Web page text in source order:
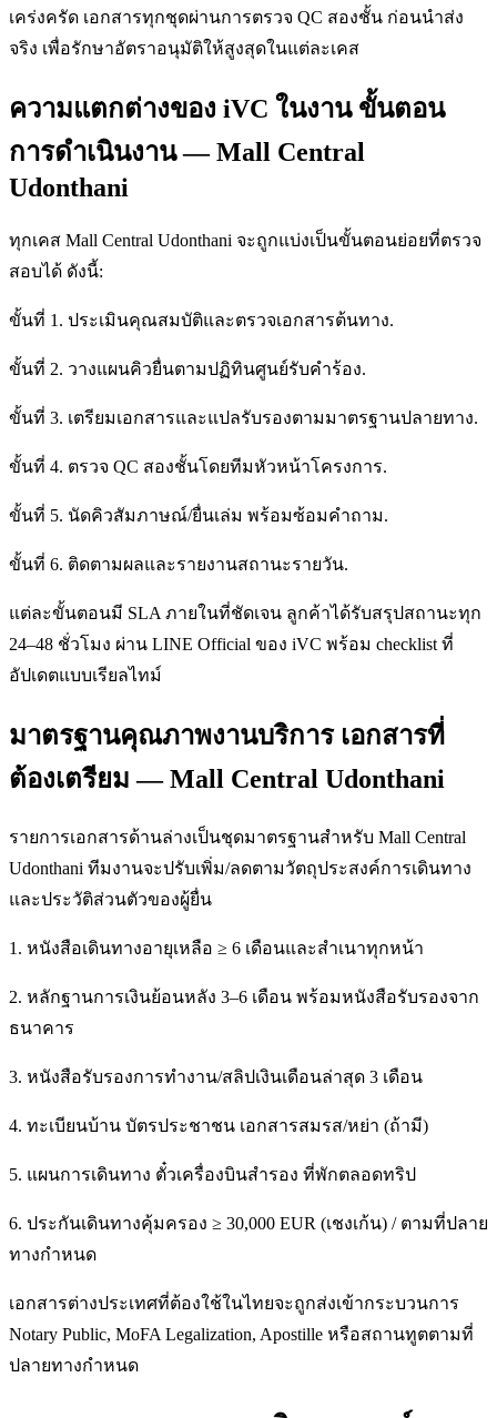
เคร่งครัด เอกสารทุกชุดผ่านการตรวจ QC สองชั้น ก่อนนำส่ง
จริง เพื่อรักษาอัตราอนุมัติให้สูงสุดในแต่ละเคส
ความแตกต่างของ iVC ในงาน ขั้นตอน
การดำเนินงาน — Mall Central
Udonthani
ทุกเคส Mall Central Udonthani จะถูกแบ่งเป็นขั้นตอนย่อยที่ตรวจ
สอบได้ ดังนี้:
ขั้นที่ 1. ประเมินคุณสมบัติและตรวจเอกสารต้นทาง.
ขั้นที่ 2. วางแผนคิวยื่นตามปฏิทินศูนย์รับคำร้อง.
ขั้นที่ 3. เตรียมเอกสารและแปลรับรองตามมาตรฐานปลายทาง.
ขั้นที่ 4. ตรวจ QC สองชั้นโดยทีมหัวหน้าโครงการ.
ขั้นที่ 5. นัดคิวสัมภาษณ์/ยื่นเล่ม พร้อมซ้อมคำถาม.
ขั้นที่ 6. ติดตามผลและรายงานสถานะรายวัน.
แต่ละขั้นตอนมี SLA ภายในที่ชัดเจน ลูกค้าได้รับสรุปสถานะทุก
24–48 ชั่วโมง ผ่าน LINE Official ของ iVC พร้อม checklist ที่
อัปเดตแบบเรียลไทม์
มาตรฐานคุณภาพงานบริการ เอกสารที่
ต้องเตรียม — Mall Central Udonthani
รายการเอกสารด้านล่างเป็นชุดมาตรฐานสำหรับ Mall Central
Udonthani ทีมงานจะปรับเพิ่ม/ลดตามวัตถุประสงค์การเดินทาง
และประวัติส่วนตัวของผู้ยื่น
1. หนังสือเดินทางอายุเหลือ ≥ 6 เดือนและสำเนาทุกหน้า
2. หลักฐานการเงินย้อนหลัง 3–6 เดือน พร้อมหนังสือรับรองจาก
ธนาคาร
3. หนังสือรับรองการทำงาน/สลิปเงินเดือนล่าสุด 3 เดือน
4. ทะเบียนบ้าน บัตรประชาชน เอกสารสมรส/หย่า (ถ้ามี)
5. แผนการเดินทาง ตั๋วเครื่องบินสำรอง ที่พักตลอดทริป
6. ประกันเดินทางคุ้มครอง ≥ 30,000 EUR (เชงเก้น) / ตามที่ปลาย
ทางกำหนด
เอกสารต่างประเทศที่ต้องใช้ในไทยจะถูกส่งเข้ากระบวนการ
Notary Public, MoFA Legalization, Apostille หรือสถานทูตตามที่
ปลายทางกำหนด